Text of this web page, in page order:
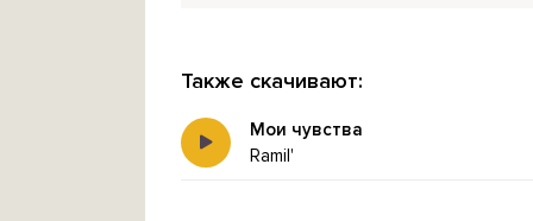
Также скачивают:
Мои чувства
Ramil'